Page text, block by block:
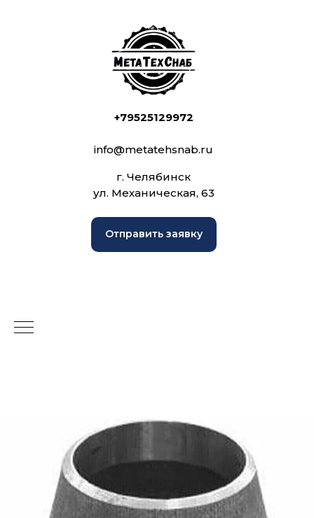
+79525129972
info@metatehsnab.ru
г. Челябинск
ул. Механическая, 63
Отправить заявку